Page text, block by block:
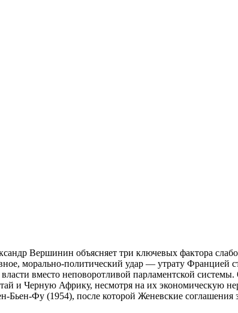
Вершинин объясняет три ключевых фактора
морально-политический удар — утрату Францией
вместо неповоротливой парламентской
и Черную Африку, несмотря на их экономическую
Фу (1954), после которой Женевские соглашения